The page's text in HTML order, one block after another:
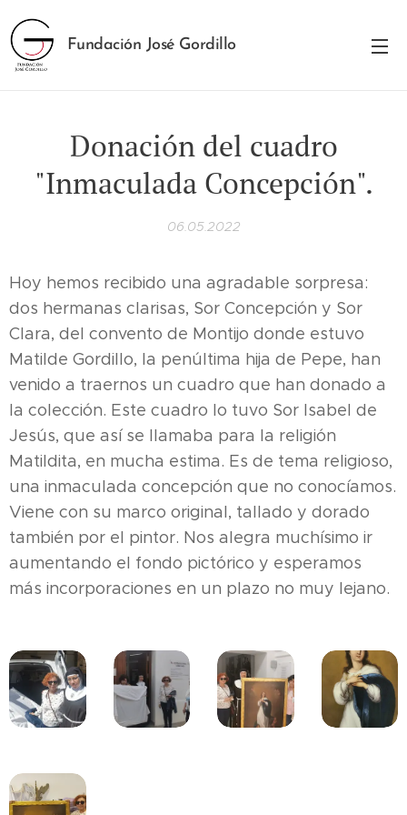
Fundación José Gordillo
Donación del cuadro
"Inmaculada Concepción".
06.05.2022
Hoy hemos recibido una agradable sorpresa:
dos hermanas clarisas, Sor Concepción y Sor
Clara, del convento de Montijo donde estuvo
Matilde Gordillo, la penúltima hija de Pepe, han
venido a traernos un cuadro que han donado a
la colección. Este cuadro lo tuvo Sor Isabel de
Jesús, que así se llamaba para la religión
Matildita, en mucha estima. Es de tema religioso,
una inmaculada concepción que no conocíamos.
Viene con su marco original, tallado y dorado
también por el pintor. Nos alegra muchísimo ir
aumentando el fondo pictórico y esperamos
más incorporaciones en un plazo no muy lejano.